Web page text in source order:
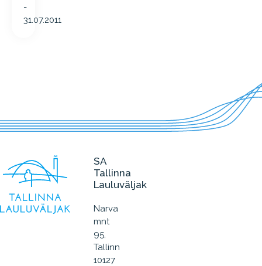
-
31.07.2011
SA
Tallinna
Lauluväljak
Narva
mnt
95,
Tallinn
10127